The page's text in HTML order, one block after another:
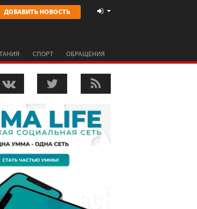
ДОБАВИТЬ НОВОСТЬ
СПОРТ ОБРАЩЕНИЯ